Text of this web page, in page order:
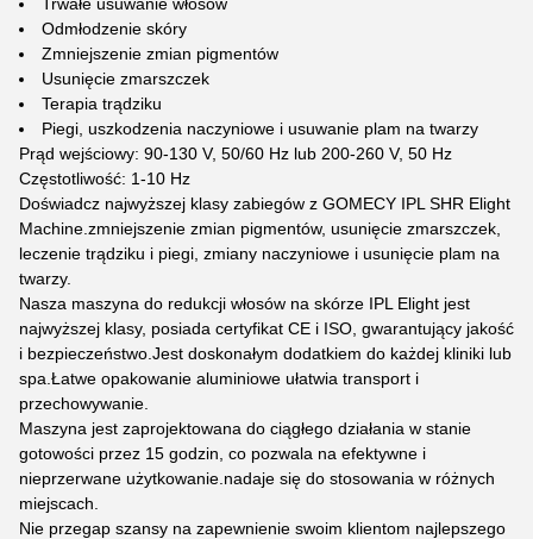
Odmłodzenie skóry
Zmniejszenie zmian pigmentów
Usunięcie zmarszczek
Terapia trądziku
Piegi, uszkodzenia naczyniowe i usuwanie plam na twarzy
Prąd wejściowy: 90-130 V, 50/60 Hz lub 200-260 V, 50 Hz
Częstotliwość: 1-10 Hz
Doświadcz najwyższej klasy zabiegów z GOMECY IPL SHR Elight
Machine.zmniejszenie zmian pigmentów, usunięcie zmarszczek,
leczenie trądziku i piegi, zmiany naczyniowe i usunięcie plam na
twarzy.
Nasza maszyna do redukcji włosów na skórze IPL Elight jest
najwyższej klasy, posiada certyfikat CE i ISO, gwarantujący jakość
i bezpieczeństwo.Jest doskonałym dodatkiem do każdej kliniki lub
spa.Łatwe opakowanie aluminiowe ułatwia transport i
przechowywanie.
Maszyna jest zaprojektowana do ciągłego działania w stanie
gotowości przez 15 godzin, co pozwala na efektywne i
nieprzerwane użytkowanie.nadaje się do stosowania w różnych
miejscach.
Nie przegap szansy na zapewnienie swoim klientom najlepszego